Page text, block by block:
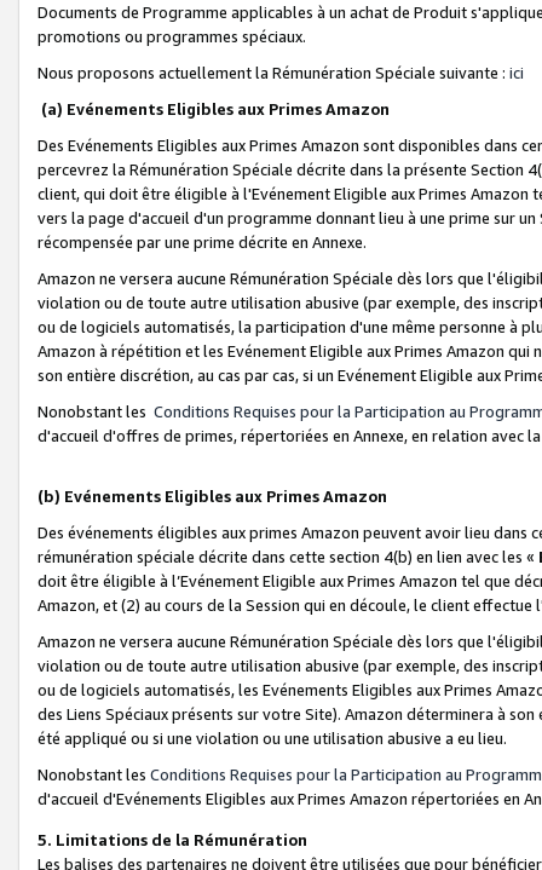
Documents de Programme applicables à un achat de Produit
promotions ou programmes spéciaux.
Nous proposons actuellement la Rémunération Spéciale suivante : ici
(a) Evénements Eligibles aux Primes Amazon
Des Evénements Eligibles aux Primes Amazon sont disponibles dans
percevrez la Rémunération Spéciale décrite dans la présente Section
client, qui doit être éligible à l'Evénement Eligible aux Primes Amazon
vers la page d'accueil d'un programme donnant lieu à une prime sur
récompensée par une prime décrite en Annexe.
Amazon ne versera aucune Rémunération Spéciale dès lors que
violation ou de toute autre utilisation abusive (par exemple, des
ou de logiciels automatisés, la participation d'une même personne à
Amazon à répétition et les Evénement Eligible aux Primes Amazon qui
son entière discrétion, au cas par cas, si un Evénement Eligible aux
Nonobstant les Conditions Requises pour la Participation au
d'accueil d'offres de primes, répertoriées en Annexe, en relation avec
(b) Evénements Eligibles aux Primes Amazon
Des événements éligibles aux primes Amazon peuvent avoir lieu dans
rémunération spéciale décrite dans cette section 4(b) en lien avec les «
doit être éligible à l’Evénement Eligible aux Primes Amazon tel que
Amazon, et (2) au cours de la Session qui en découle, le client
Amazon ne versera aucune Rémunération Spéciale dès lors que
violation ou de toute autre utilisation abusive (par exemple, des
ou de logiciels automatisés, les Evénements Eligibles aux Primes
des Liens Spéciaux présents sur votre Site). Amazon déterminera à
été appliqué ou si une violation ou une utilisation abusive a eu lieu.
Nonobstant les Conditions Requises pour la Participation au
d'accueil d'Evénements Eligibles aux Primes Amazon répertoriées en
5. Limitations de la Rémunération
Les balises des partenaires ne doivent être utilisées que pour